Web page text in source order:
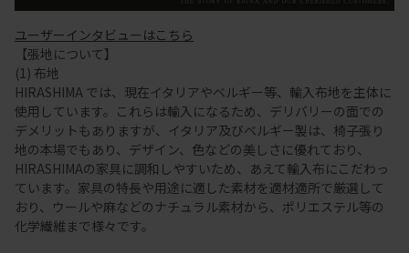
ユーザーインタビューはこちら
【張地について】
(1) 布地
HIRASHIMA では、現在イタリアやベルギー等、輸入布地を主体に
使用しています。これらは輸入になるため、デリバリーの面での
デメリットもありますが、イタリア及びベルギー製は、椅子張り
地の本場でもあり、デザイン、色などの美しさに優れており、
HIRASHIMAの家具に調和しやすいため、あえて輸入布にこだわっ
ています。家具の特長や用途に適した素材を適材適所で厳選して
おり、ウールや麻などのナチュラル素材から、ポリエステル等の
化学繊維まで様々です。